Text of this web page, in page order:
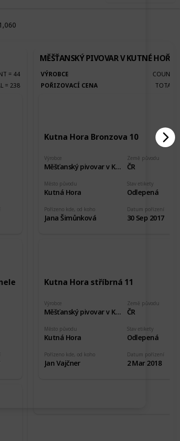
= 44
= 238
MĚŠŤANSKÝ PIVOVAR V KUTNÉ HOŘE
VÝROBCE COUNT
POŘIZOVACÍ CENA
TOTAL
Kutna Hora Bronzova 10
Výrobce
Měšťanský pivovar v Kutné Hoře
Země původu
ČR
Pořízeno kde, od koho
Jana Šimůnková
Stav etikety
Odlepená
Datum pořízení
30 Sep 2017
Město původu
Kutná Hora
Kutna Hora stříbrná 11
Výrobce
Měšťanský pivovar v Kutné Hoře
Země původu
ČR
Pořízeno kde, od koho
Jan Vajčner
Stav etikety
Odlepená
Datum pořízení
2 Mar 2018
Město původu
Kutná Hora